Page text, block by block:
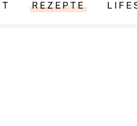
REZEPTE